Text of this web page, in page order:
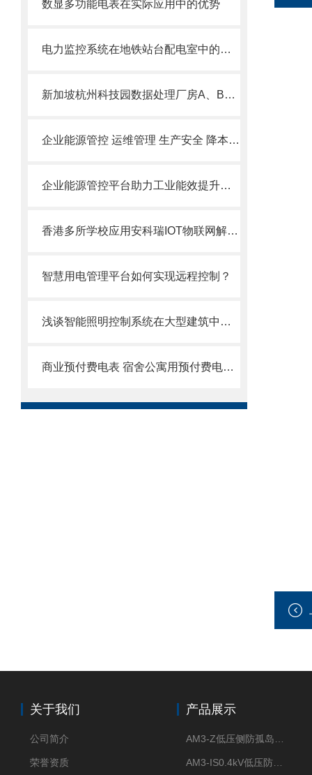
数显多功能电表在实际应用中的优势
电力监控系统在地铁站台配电室中的应用
新加坡杭州科技园数据处理厂房A、B区项目电气火灾监控系统的应用
企业能源管控 运维管理 生产安全 降本增效解决方案
企业能源管控平台助力工业能效提升行动计划
香港多所学校应用安科瑞IOT物联网解决方案
智慧用电管理平台如何实现远程控制？
浅谈智能照明控制系统在大型建筑中的应用
商业预付费电表 宿舍公寓用预付费电表厂家
关于我们
公司简介
荣誉资质
产品展示